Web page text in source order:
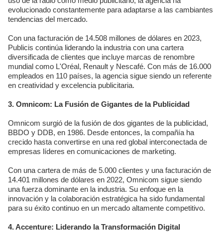
evolucionado constantemente para adaptarse a las cambiantes
tendencias del mercado.
Con una facturación de 14.508 millones de dólares en 2023,
Publicis continúa liderando la industria con una cartera
diversificada de clientes que incluye marcas de renombre
mundial como L'Oréal, Renault y Nescafé. Con más de 16.000
empleados en 110 países, la agencia sigue siendo un referente
en creatividad y excelencia publicitaria.
3. Omnicom: La Fusión de Gigantes de la Publicidad
Omnicom surgió de la fusión de dos gigantes de la publicidad,
BBDO y DDB, en 1986. Desde entonces, la compañía ha
crecido hasta convertirse en una red global interconectada de
empresas líderes en comunicaciones de marketing.
Con una cartera de más de 5.000 clientes y una facturación de
14.401 millones de dólares en 2022, Omnicom sigue siendo
una fuerza dominante en la industria. Su enfoque en la
innovación y la colaboración estratégica ha sido fundamental
para su éxito continuo en un mercado altamente competitivo.
4. Accenture: Liderando la Transformación Digital